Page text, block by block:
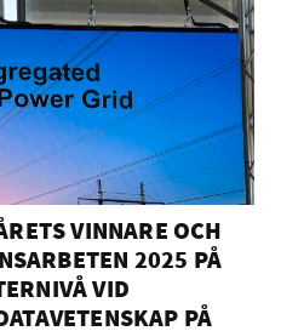
VINNARE OCH
2025 PÅ
VID
PÅ